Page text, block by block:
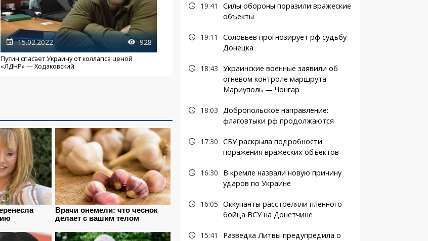
15.02.2022 928
Путин спасает Украину от коллапса ценой
«ЛДНР» — Ходаковский
19:41
Силы обороны поразили вражеские
объекты
19:11
Соловьев прогнозирует рф судьбу
Донецка
18:43 Украинские военные заявили об
огневом контроле маршрута
Мариуполь — Чонгар
18:03 Добропольское направление:
флаговтыки рф продолжаются
17:30 СБУ раскрыла подробности
поражения вражеских объектов
16:30
В кремле назвали новую причину
ударов по Украине
16:05 Оккупанты расстреляли пленного
бойца ВСУ на Донетчине
15:41 Разведка Литвы предупредила о